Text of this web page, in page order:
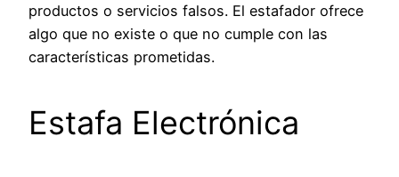
productos o servicios falsos. El estafador ofrece
algo que no existe o que no cumple con las
características prometidas.
Estafa Electrónica